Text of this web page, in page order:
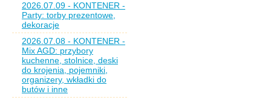
2026.07.09 - KONTENER -
Party: torby prezentowe,
dekoracje
2026.07.08 - KONTENER -
Mix AGD: przybory
kuchenne, stolnice, deski
do krojenia, pojemniki,
organizery, wkładki do
butów i inne